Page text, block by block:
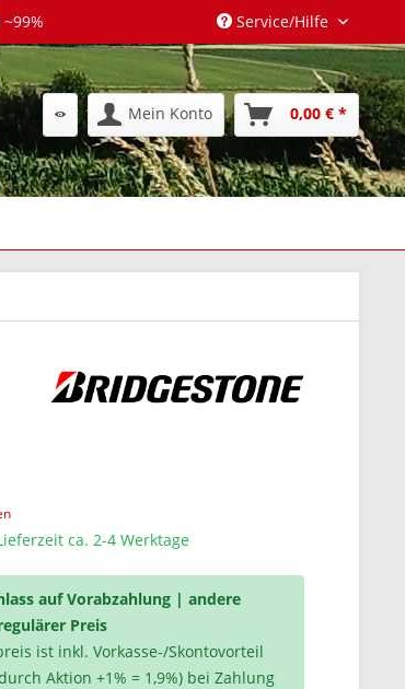
~99% Service/Hilfe
Mein Konto 0,00 € *
ca. 2-4 Werktage
auf Vorabzahlung | andere
Preis
ist inkl. Vorkasse-/Skontovorteil
Aktion +1% = 1,9%) bei Zahlung